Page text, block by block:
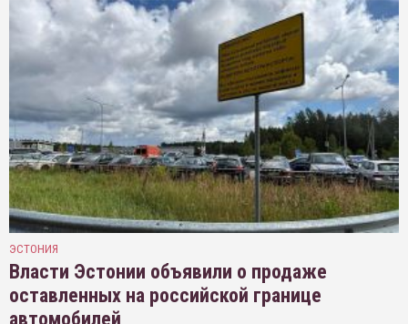
ЭСТОНИЯ
Власти Эстонии объявили о продаже
оставленных на российской границе
автомобилей